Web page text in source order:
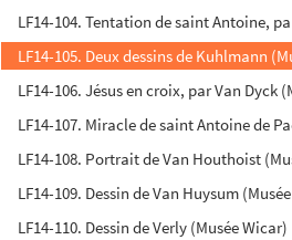
LF14-104. Tentation de saint Antoine,
LF14-105. Deux dessins de Kuhlmann
LF14-106. Jésus en croix, par Van Dyck
LF14-107. Miracle de saint Antoine de
LF14-108. Portrait de Van Houthoist
LF14-109. Dessin de Van Huysum
LF14-110. Dessin de Verly (Musée Wicar)